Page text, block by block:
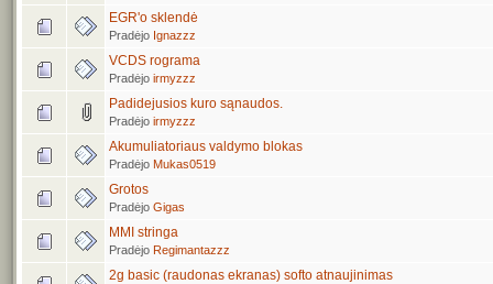
EGR'o sklendė
Pradėjo Ignazzz
VCDS rograma
Pradėjo irmyzzz
Padidejusios kuro sąnaudos.
Pradėjo irmyzzz
Akumuliatoriaus valdymo blokas
Pradėjo Mukas0519
Grotos
Pradėjo Gigas
MMI stringa
Pradėjo Regimantazzz
2g basic (raudonas ekranas) softo atnaujinimas